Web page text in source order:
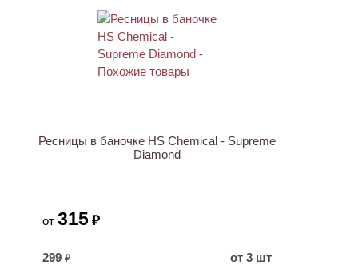
Ресницы в баночке HS Chemical - Supreme
Diamond
от 315 ₽
299 ₽
от 3 шт